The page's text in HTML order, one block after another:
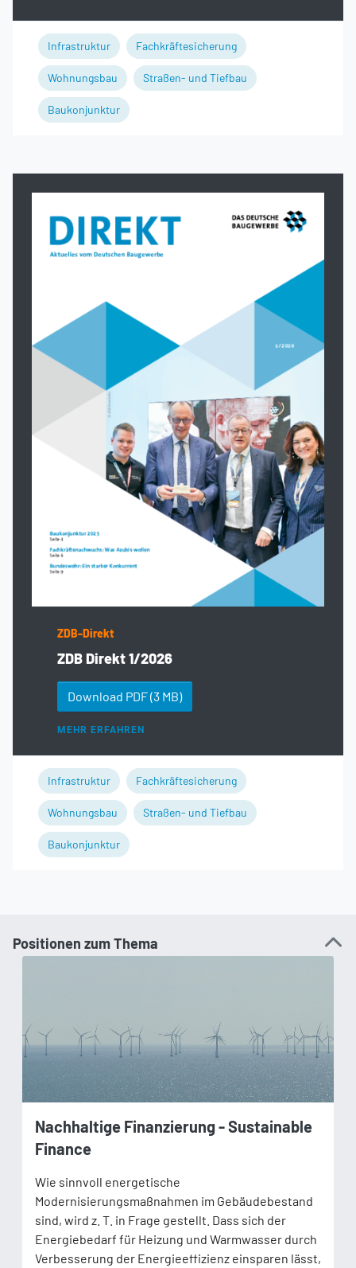
Infrastruktur Fachkräftesicherung
Wohnungsbau Straßen- und Tiefbau
Baukonjunktur
ZDB-Direkt
ZDB Direkt 1/2026
Download PDF(3 MB)
MEHR ERFAHREN
Infrastruktur Fachkräftesicherung
Wohnungsbau Straßen- und Tiefbau
Baukonjunktur
Positionen zum Thema
Nachhaltige Finanzierung - Sustainable
Finance
Wie sinnvoll energetische
Modernisierungsmaßnahmen im Gebäudebestand
sind, wird z. T. in Frage gestellt. Dass sich der
Energiebedarf für Heizung und Warmwasser durch
Verbesserung der Energieeffizienz einsparen lässt,